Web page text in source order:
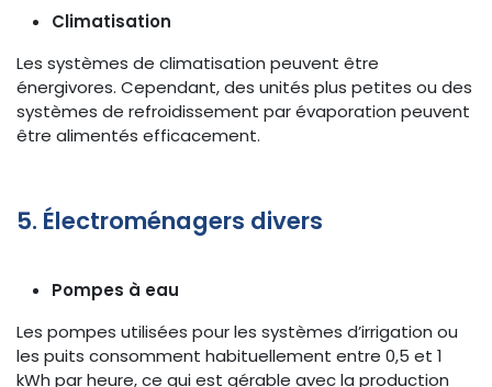
Climatisation
Les systèmes de climatisation peuvent être
énergivores. Cependant, des unités plus petites ou des
systèmes de refroidissement par évaporation peuvent
être alimentés efficacement.
5. Électroménagers divers
Pompes à eau
Les pompes utilisées pour les systèmes d’irrigation ou
les puits consomment habituellement entre 0,5 et 1
kWh par heure, ce qui est gérable avec la production